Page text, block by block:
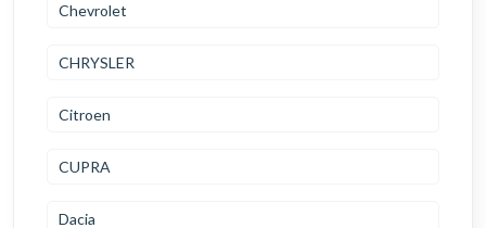
Chevrolet
CHRYSLER
Citroen
CUPRA
Dacia